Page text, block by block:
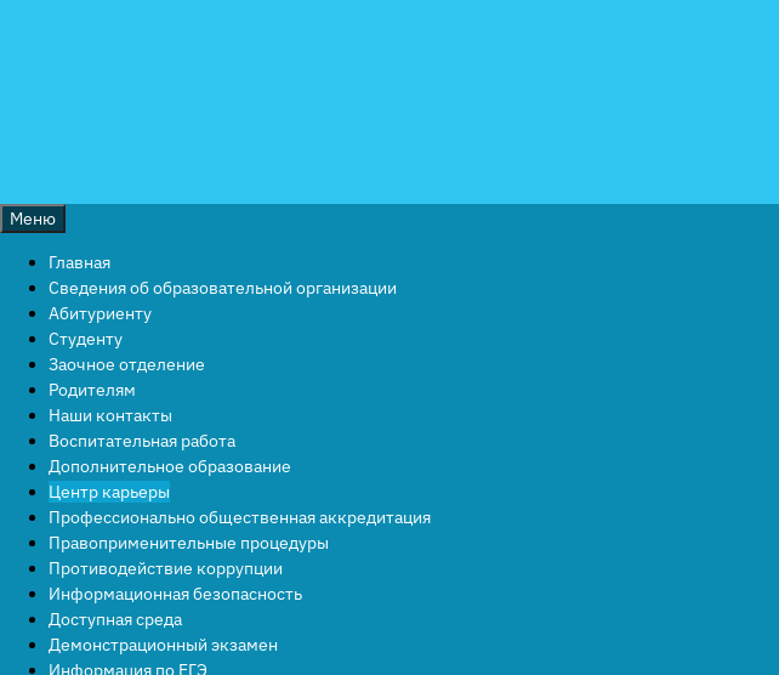
Меню
Главная
Сведения об образовательной организации
Абитуриенту
Студенту
Заочное отделение
Родителям
Наши контакты
Воспитательная работа
Дополнительное образование
Центр карьеры
Профессионально общественная аккредитация
Правоприменительные процедуры
Противодействие коррупции
Информационная безопасность
Доступная среда
Демонстрационный экзамен
Информация по ЕГЭ